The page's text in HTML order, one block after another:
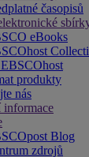
časopisů
eBooks
produkty
nás
informace
Blog
zdrojů